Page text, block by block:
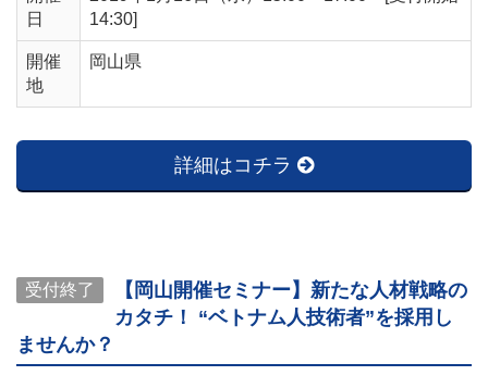
日
14:30]
開催
地
岡山県
詳細はコチラ
受付終了
【岡山開催セミナー】新たな人材戦略の
カタチ！ “ベトナム人技術者”を採用し
ませんか？